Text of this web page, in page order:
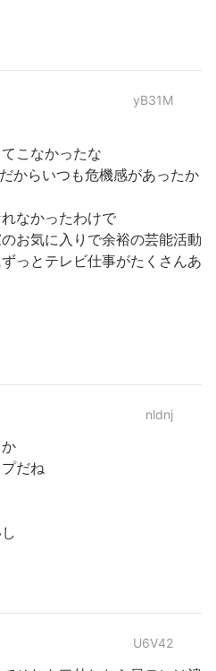
yB31M
こなかったな
からいつも危機感があったか
なかったわけで
お気に入りで余裕の芸能活動
っとテレビ仕事がたくさんあ
nldnj
だね
U6V42